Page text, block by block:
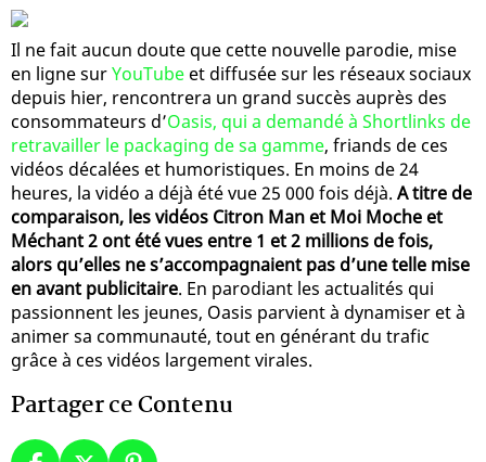
Il ne fait aucun doute que cette nouvelle parodie, mise
en ligne surYouTube et diffusée sur les réseaux sociaux
depuis hier, rencontrera un grand succès auprès des
consommateurs d’Oasis, qui a demandé à Shortlinks de
retravailler le packaging de sa gamme, friands de ces
vidéos décalées et humoristiques. En moins de 24
heures, la vidéo a déjà été vue 25 000 fois déjà. A titre de
comparaison, les vidéos Citron Man et Moi Moche et
Méchant 2 ont été vues entre 1 et 2 millions de fois,
alors qu’elles ne s’accompagnaient pas d’une telle mise
en avant publicitaire. En parodiant les actualités qui
passionnent les jeunes, Oasis parvient à dynamiser et à
animer sa communauté, tout en générant du trafic
grâce à ces vidéos largement virales.
Partager ce Contenu